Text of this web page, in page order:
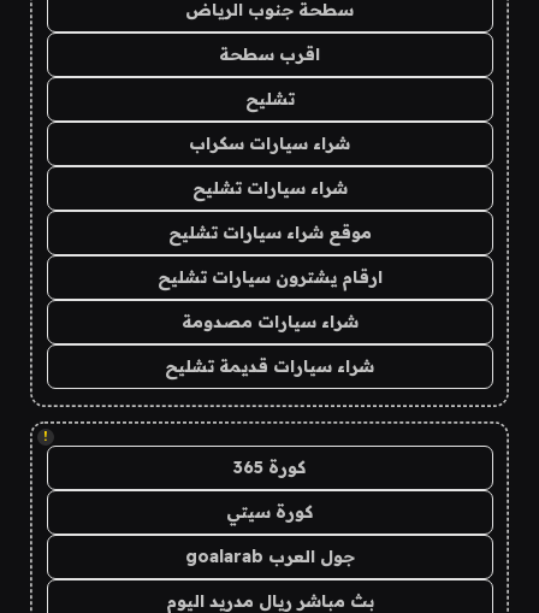
سطحة جنوب الرياض
اقرب سطحة
تشليح
شراء سيارات سكراب
شراء سيارات تشليح
موقع شراء سيارات تشليح
ارقام يشترون سيارات تشليح
شراء سيارات مصدومة
شراء سيارات قديمة تشليح
!
كورة 365
كورة سيتي
جول العرب goalarab
بث مباشر ريال مدريد اليوم